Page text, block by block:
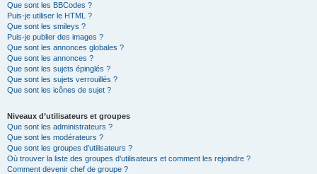
Que sont les BBCodes ?
Puis-je utiliser le HTML ?
Que sont les smileys ?
Puis-je publier des images ?
Que sont les annonces globales ?
Que sont les annonces ?
Que sont les sujets épinglés ?
Que sont les sujets verrouillés ?
Que sont les icônes de sujet ?
Niveaux d’utilisateurs et groupes
Que sont les administrateurs ?
Que sont les modérateurs ?
Que sont les groupes d’utilisateurs ?
Où trouver la liste des groupes d’utilisateurs et comment les rejoindre ?
Comment devenir chef de groupe ?